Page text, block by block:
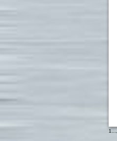
1 ...,